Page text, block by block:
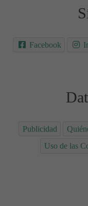
Facebook
Publicidad
Uso de las